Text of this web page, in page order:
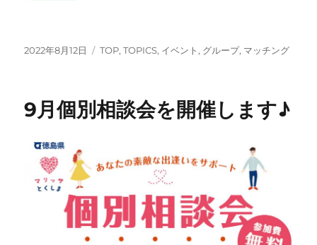
投
2022年8月12日
カ
ー
TOP,TOPICS, イベント , グループ, マッチング
9月個別相談会を開催します♪